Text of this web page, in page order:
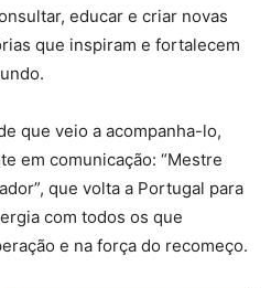
educar e criar novas
que inspiram e fortalecem
que veio a acompanha-lo,
em comunicação: “Mestre
que volta a Portugal para
com todos os que
e na força do recomeço.